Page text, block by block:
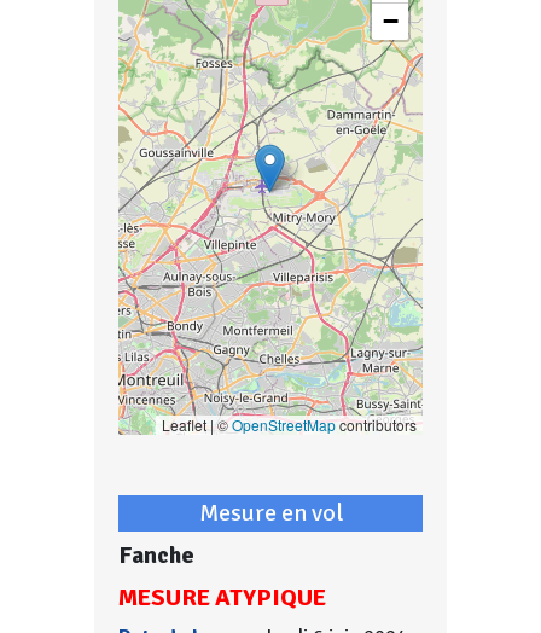
−
Leaflet | ©OpenStreetMapcontributors
Mesure en vol
Fanche
MESURE ATYPIQUE